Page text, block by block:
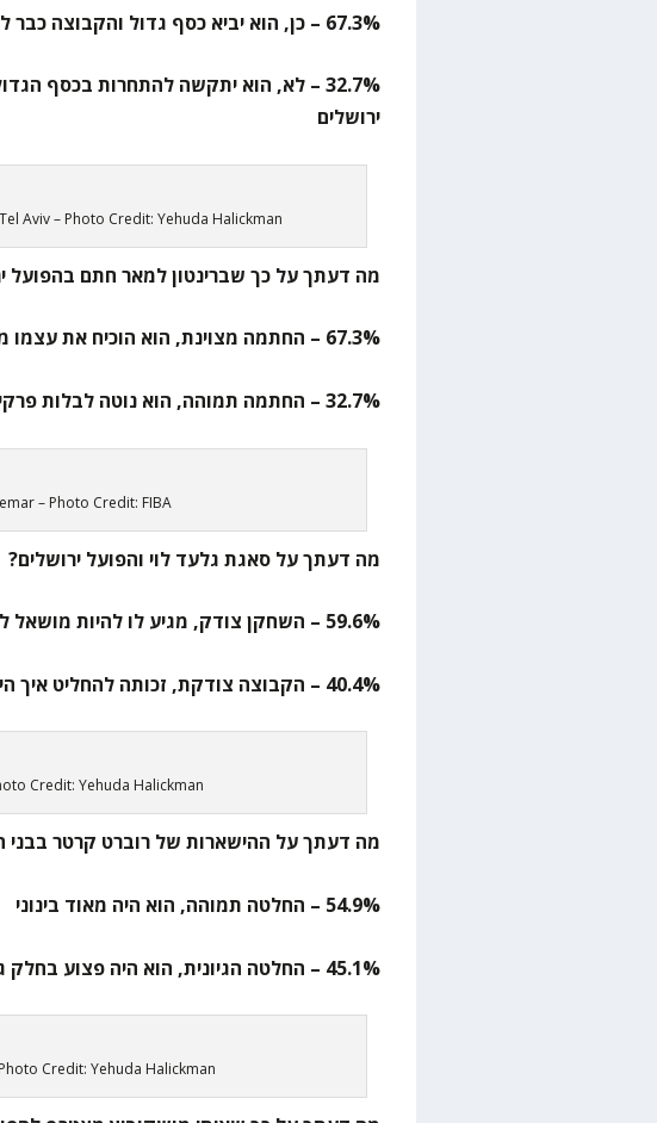
67.3% – כן, הוא יביא כסף גדול והקבוצה כבר לא תהיה רק של האוהדים
32.7% – לא, הוא יתקשה להתחרות בכסף
ירושלים
Aviv – Photo Credit: Yehuda Halickman
מה דעתך על כך שברינטון למאר חתם בהפועל
67.3% – החתמה מצוינת, הוא הוכיח את עצמו מול האדומים
32.7% – החתמה תמוהה, הוא נוטה לבלות פרקי זמן קצרים בקבוצות שלו
– Photo Credit: FIBA
מה דעתך על סאגת גלעד לוי והפועל ירושלים?
59.6% – השחקן צודק, מגיע לו להיות מושאל למקום שהוא רוצה
40.4% – הקבוצה צודקת, זכותה להחליט איך היא רוצה שהשחקן יתפתח
Credit: Yehuda Halickman
מה דעתך על ההישארות של רוברט קרטר בבני
54.9% – החלטה תמוהה, הוא היה מאוד בינוני
45.1% – החלטה הגיונית, הוא היה פצוע בחלק גדול מהעונה ויש לו הרבה מה לתת
Credit: Yehuda Halickman